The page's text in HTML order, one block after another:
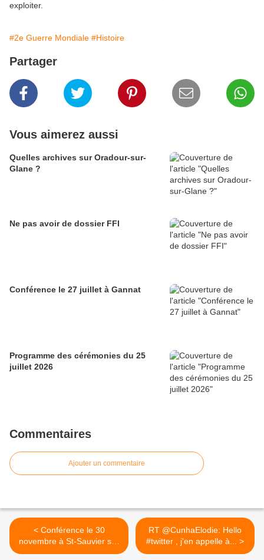
exploiter.
#2e Guerre Mondiale #Histoire
Partager
Vous aimerez aussi
Quelles archives sur Oradour-sur-
Glane ?
Ne pas avoir de dossier FFI
Conférence le 27 juillet à Gannat
Programme des cérémonies du 25
juillet 2026
Commentaires
Ajouter un commentaire
< Conférence le 30
novembre à St-Sauvier sur
le crash d'un avion anglais
RT @CunhaElodie: Hello
#twitter , j'en appelle à... >